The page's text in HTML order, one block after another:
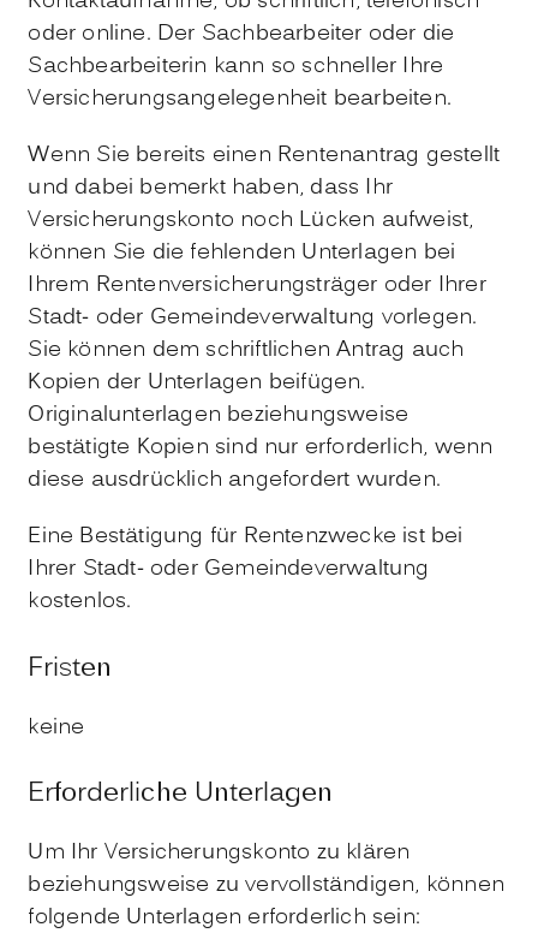
oder online. Der Sachbearbeiter oder die
Sachbearbeiterin kann so schneller Ihre
Versicherungsangelegenheit bearbeiten.
Wenn Sie bereits einen Rentenantrag gestellt
und dabei bemerkt haben, dass Ihr
Versicherungskonto noch Lücken aufweist,
können Sie die fehlenden Unterlagen bei
Ihrem Rentenversicherungsträger oder Ihrer
Stadt- oder Gemeindeverwaltung vorlegen.
Sie können dem schriftlichen Antrag auch
Kopien der Unterlagen beifügen.
Originalunterlagen beziehungsweise
bestätigte Kopien sind nur erforderlich, wenn
diese ausdrücklich angefordert wurden.
Eine Bestätigung für Rentenzwecke ist bei
Ihrer Stadt- oder Gemeindeverwaltung
kostenlos.
Fristen
keine
Erforderliche Unterlagen
Um Ihr Versicherungskonto zu klären
beziehungsweise zu vervollständigen, können
folgende Unterlagen erforderlich sein: